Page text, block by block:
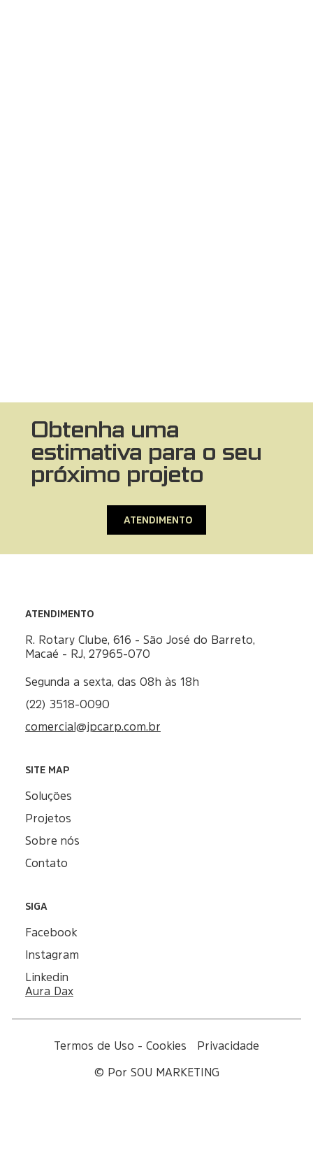
Obtenha uma
estimativa para o seu
próximo projeto
ATENDIMENTO
ATENDIMENTO
R. Rotary Clube, 616 - São José do Barreto,
Macaé - RJ, 27965-070
Segunda a sexta, das 08h às 18h
(22) 3518-0090
comercial@jpcarp.com.br
SITE MAP
Soluções
Projetos
Sobre nós
Contato
SIGA
Facebook
Instagram
Linkedin
Aura Dax
© Por SOU MARKETING
Termos de Uso - Cookies Privacidade